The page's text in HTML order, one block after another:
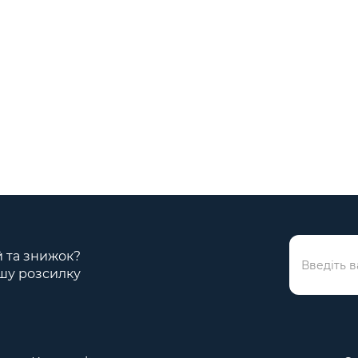
та знижок?
розсилку